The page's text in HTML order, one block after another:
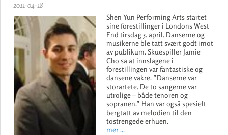
2011-04-18
Shen Yun Performing Arts startet
sine forestillinger i Londons West
End tirsdag 5. april. Danserne og
musikerne ble tatt svært godt imot
av publikum. Skuespiller Jamie
Cho sa at innslagene i
forestillingen var fantastiske og
dansene vakre. ”Danserne var
storartete. De to sangerne var
utrolige – både tenoren og
sopranen.” Han var også spesielt
bergtatt av melodien til den
tostrengede erhuen.
mer ...